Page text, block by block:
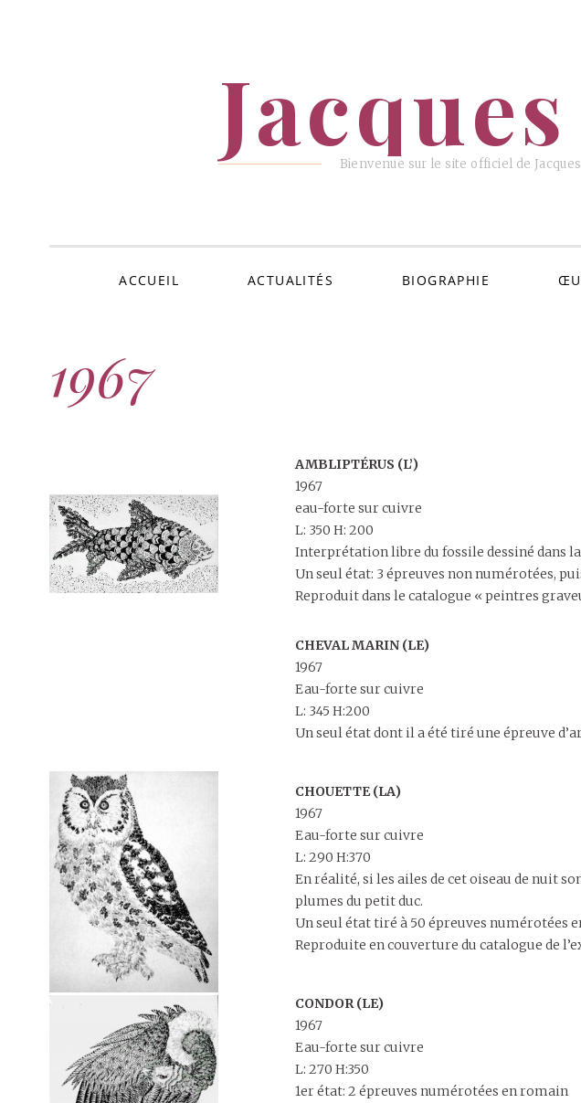
Bienvenue sur le site officiel de
ACCUEIL ACTUALITÉS BIOGRAPHIE
1967
AMBLIPTÉRUS (L’)
1967
eau-forte sur cuivre
L: 350 H: 200
Interprétation libre du fossile dessiné dans
Un seul état: 3 épreuves non numérotées,
Reproduit dans le catalogue « peintres
CHEVAL MARIN (LE)
1967
Eau-forte sur cuivre
L: 345 H:200
Un seul état dont il a été tiré une épreuve
CHOUETTE (LA)
1967
Eau-forte sur cuivre
L: 290 H:370
En réalité, si les ailes de cet oiseau de nuit
plumes du petit duc.
Un seul état tiré à 50 épreuves numérotées
Reproduite en couverture du catalogue de
CONDOR (LE)
1967
Eau-forte sur cuivre
L: 270 H:350
1er état: 2 épreuves numérotées en romain